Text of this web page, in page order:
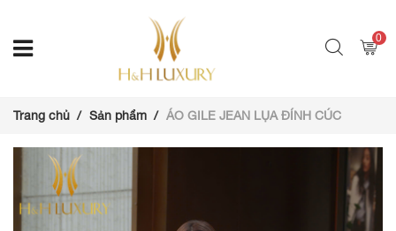
0
Trang chủ Sản phẩm ÁO GILE JEAN LỤA ĐÍNH CÚC